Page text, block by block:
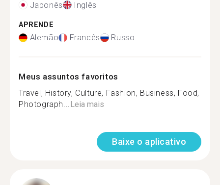
Japonês Inglês
APRENDE
Alemão Francês Russo
Meus assuntos favoritos
Travel, History, Culture, Fashion, Business, Food,
Photograph...Leia mais
Baixe o aplicativo